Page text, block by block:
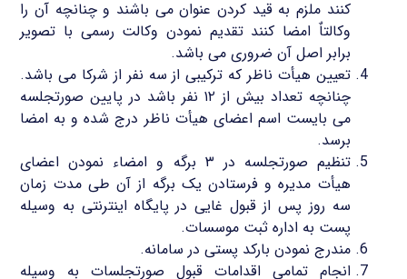
کنند ملزم به قید کردن عنوان می باشند و چنانچه آن را
وکالتاٌ امضا کنند تقدیم نمودن وکالت رسمی با تصویر
برابر اصل آن ضروری می باشد.
تعیین هیأت ناظر که ترکیبی از سه نفر از شرکا می باشد.
چنانچه تعداد بیش از ۱۲ نفر باشد در پایین صورتجلسه
می بایست اسم اعضای هیأت ناظر درج شده و به امضا
برسد.
تنظیم صورتجلسه در ۳ برگه و امضاء نمودن اعضای
هیأت مدیره و فرستادن یک برگه از آن طی مدت زمان
سه روز پس از قبول غایی در پایگاه اینترنتی به وسیله
پست به اداره ثبت موسسات.
مندرج نمودن بارکد پستی در سامانه.
انجام تمامی اقدامات قبول صورتجلسات به وسیله